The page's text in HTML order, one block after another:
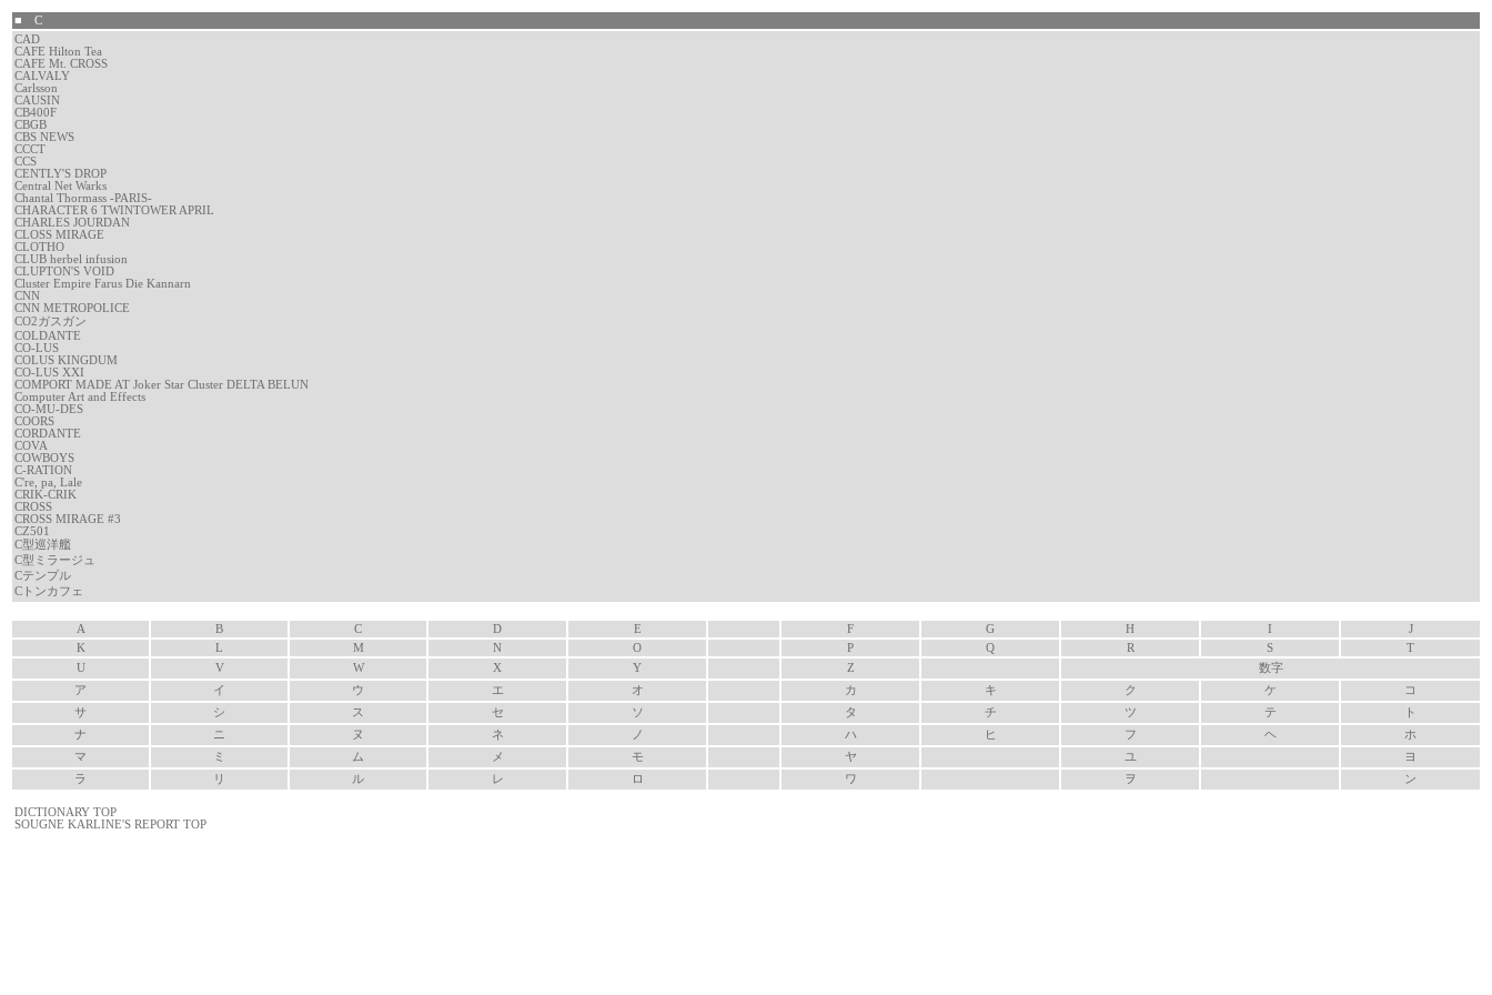
■ C
CAD
CAFE Hilton Tea
CAFE Mt. CROSS
CALVALY
Carlsson
CAUSIN
CB400F
CBGB
CBS NEWS
CCCT
CCS
CENTLY'S DROP
Central Net Warks
Chantal Thormass -PARIS-
CHARACTER 6 TWINTOWER APRIL
CHARLES JOURDAN
CLOSS MIRAGE
CLOTHO
CLUB herbel infusion
CLUPTON'S VOID
Cluster Empire Farus Die Kannarn
CNN
CNN METROPOLICE
CO2ガスガン
COLDANTE
CO-LUS
COLUS KINGDUM
CO-LUS XXI
COMPORT MADE AT Joker Star Cluster DELTA BELUN
Computer Art and Effects
CO-MU-DES
COORS
CORDANTE
COVA
COWBOYS
C-RATION
C're, pa, Lale
CRIK-CRIK
CROSS
CROSS MIRAGE #3
CZ501
C型巡洋艦
C型ミラージュ
Cテンプル
Cトンカフェ
A B C D E F G H I
J
K
L M N O P Q R S
T
U
V W X Y Z
数字
ア
イ ウ エ オ カ キ ク ケ
コ
サ
シ ス セ ソ タ チ ツ テ
ト
ナ
ニ ヌ ネ ノ ハ ヒ フ ヘ
ホ
マ
ミ ム メ モ ヤ ユ
ヨ
ラ
リ ル レ ロ ワ ヲ ン
DICTIONARY TOP
SOUGNE KARLINE'S REPORT TOP